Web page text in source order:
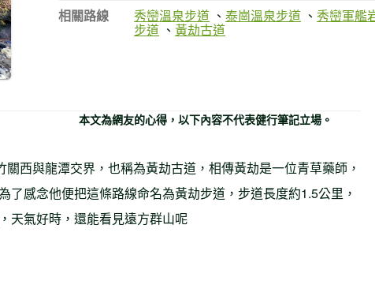
相關路線
秀巒溫泉步道 、 泰崗溫泉步道 、 秀巒軍艦
步道 、 黃劫古道
本文為網友的心得，以下內容不代表健行筆記立場。
西與龍潭交界，也稱為黃劫古道，相傳黃劫是一位青草藥師，
了感念他便把這條路線命名為黃劫步道，步道長度約1.5公里，
天氣好時，還能看見遠方群山呢